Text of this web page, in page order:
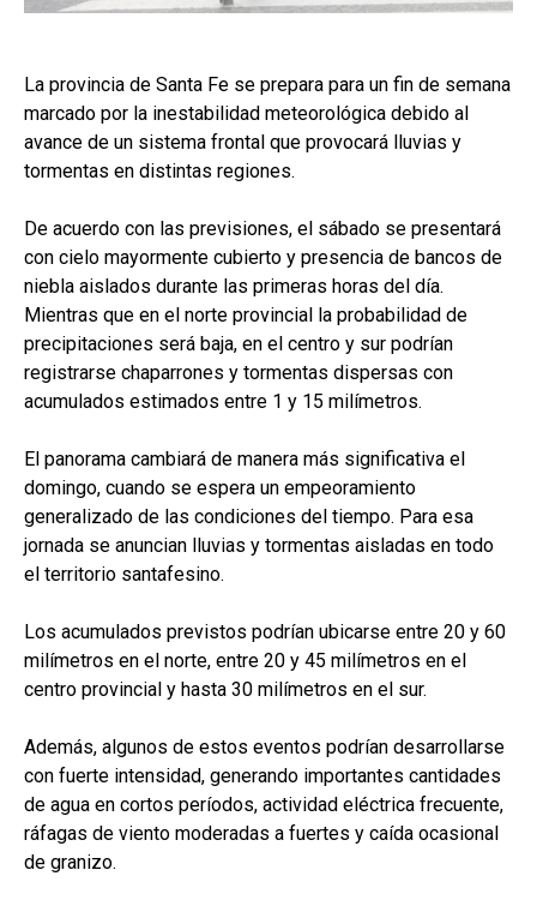
La provincia de Santa Fe se prepara para un fin de semana
marcado por la inestabilidad meteorológica debido al
avance de un sistema frontal que provocará lluvias y
tormentas en distintas regiones.
De acuerdo con las previsiones, el sábado se presentará
con cielo mayormente cubierto y presencia de bancos de
niebla aislados durante las primeras horas del día.
Mientras que en el norte provincial la probabilidad de
precipitaciones será baja, en el centro y sur podrían
registrarse chaparrones y tormentas dispersas con
acumulados estimados entre 1 y 15 milímetros.
El panorama cambiará de manera más significativa el
domingo, cuando se espera un empeoramiento
generalizado de las condiciones del tiempo. Para esa
jornada se anuncian lluvias y tormentas aisladas en todo
el territorio santafesino.
Los acumulados previstos podrían ubicarse entre 20 y 60
milímetros en el norte, entre 20 y 45 milímetros en el
centro provincial y hasta 30 milímetros en el sur.
Además, algunos de estos eventos podrían desarrollarse
con fuerte intensidad, generando importantes cantidades
de agua en cortos períodos, actividad eléctrica frecuente,
ráfagas de viento moderadas a fuertes y caída ocasional
de granizo.